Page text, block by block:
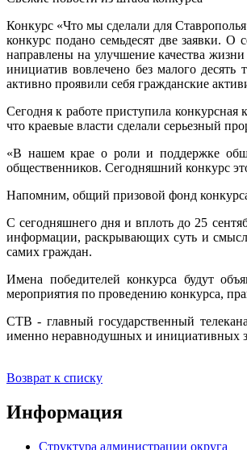
Конкурс «Что мы сделали для
конкурс подано семьдесят две заявки.
направлены на улучшение качества
инициатив вовлечено без малого
активно проявили себя гражданские
Сегодня к работе приступила
что краевые власти сделали серьезный
«В нашем крае о роли и поддержке
общественников. Сегодняшний конкурс
Напомним, общий призовой фонд
С сегодняшнего дня и вплоть до 25
информации, раскрывающих суть и
самих граждан.
Имена победителей конкурса будут
мероприятия по проведению конкурса,
СТВ - главный государственный
именно неравнодушных и инициативных
Возврат к списку
Информация
Структура администрации округа